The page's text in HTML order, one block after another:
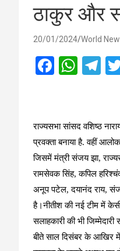
ठाकुर और
20/01/2024 World
F
b
o
o
k
W
s
A
p
p
T
gr
a
m
राज्यसभा सांसद वशिष्ठ
प्रवक्ता बनाया है. वहीं
जिसमें मंत्री संजय झा,
रामसेवक सिंह, कपिल
अनूप पटेल, दयानंद राय,
है।नीतीश की नई टीम में केसी
सलाहकारी की भी
बीते साल दिसंबर के आखिर में